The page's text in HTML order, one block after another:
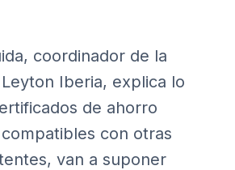
coordinador de la
Iberia, explica lo
de ahorro
con otras
van a suponer